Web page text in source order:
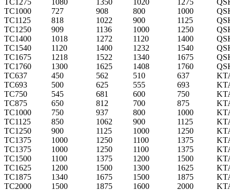
TC1275
1080 1350 1020 1275
TC1000
727 908 800 1000
TC1125
818 1022 900 1125
TC1250
909 1136 1000 1250
TC1400
1018 1272 1120 1400
TC1540
1120 1400 1232 1540
TC1675
1218 1522 1340 1675
TC1760
1300 1625 1408 1760
TC637
450 562 510 637
TC693
500 625 555 693
TC750
545 681 600 750
TC875
650 812 700 875
TC1000
750 937 800 1000
TC1125
850 1062 900 1125
TC1250
900 1125 1000 1250
TC1375
1000 1250 1100 1375
TC1375
1000 1250 1100 1375
TC1500
1100 1375 1200 1500
TC1625
1200 1500 1300 1625
TC1875
1340 1675 1500 1875
TC2000
1500 1875 1600 2000